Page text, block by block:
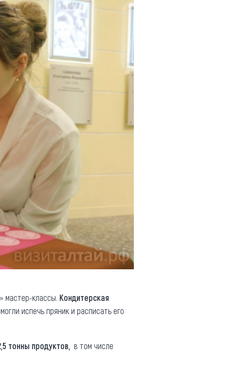
мастер-классы. Кондитерская
испечь пряник и расписать его
тонны продуктов, в том числе